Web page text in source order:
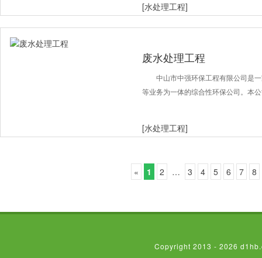
[水处理工程]
废水处理工程
中山市中强环保工程有限公司是
等业务为一体的综合性环保公司。本
[水处理工程]
« 1 2 … 3 4 5 6 7 8
Copyright 2013 - 2026